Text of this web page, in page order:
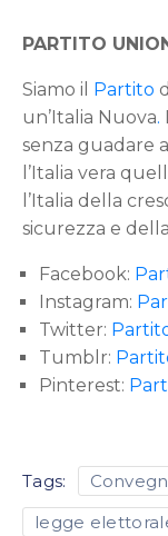
PARTITO
Siamo il Partito
un’Italia Nuova.
senza guadare
l’Italia vera
l’Italia della
sicurezza e
Facebook:
Instagram:
Twitter:
Tumblr:
Pinterest:
Tags:
legge